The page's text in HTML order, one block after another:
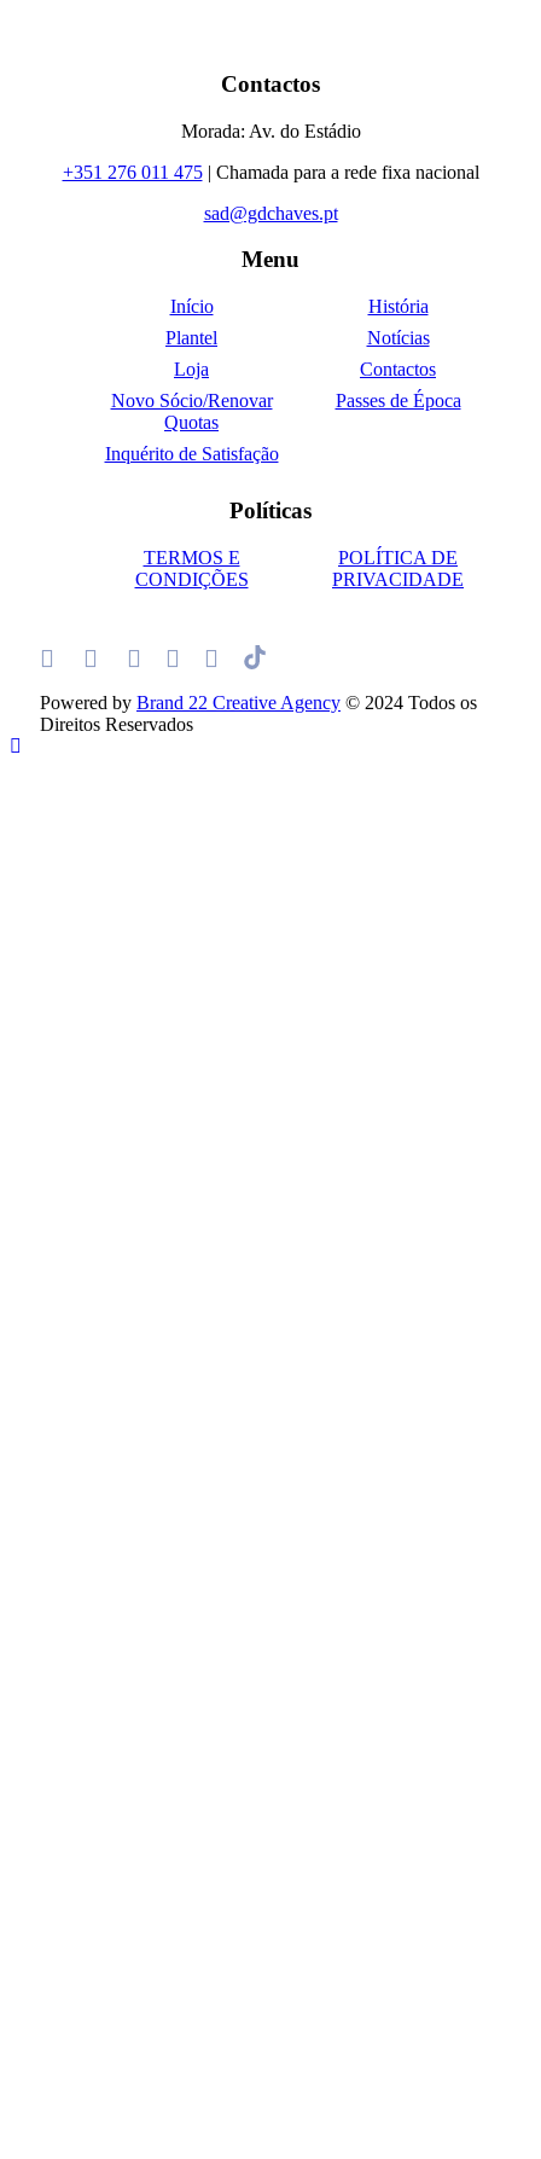
Contactos
Morada: Av. do Estádio
+351 276 011 475| Chamada para a rede fixa nacional
sad@gdchaves.pt
Menu
Início
História
Plantel
Notícias
Loja
Contactos
Novo Sócio/Renovar
Quotas
Passes de Época
Inquérito de Satisfação
Políticas
TERMOS E
CONDIÇÕES
POLÍTICA DE
PRIVACIDADE
Powered by Brand 22 Creative Agency © 2024 Todos os
Direitos Reservados